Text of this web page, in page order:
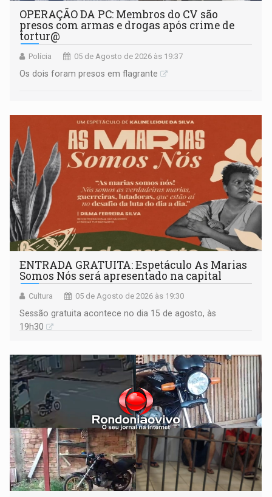
OPERAÇÃO DA PC: Membros do CV são
presos com armas e drogas após crime de
tortur@
Polícia 05 de Agosto de 2026 às 19:37
Os dois foram presos em flagrante
ENTRADA GRATUITA: Espetáculo As Marias
Somos Nós será apresentado na capital
Cultura 05 de Agosto de 2026 às 19:30
Sessão gratuita acontece no dia 15 de agosto, às
19h30